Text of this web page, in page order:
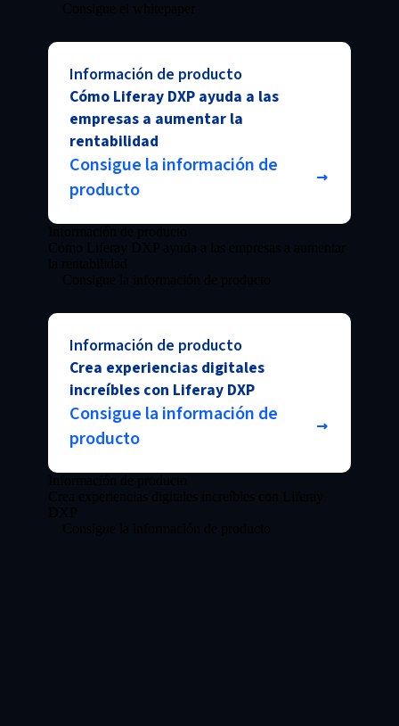
Información de producto
Cómo Liferay DXP ayuda a las
empresas a aumentar la
rentabilidad
Consigue la información de
producto
Información de producto
Crea experiencias digitales
increíbles con Liferay DXP
Consigue la información de
producto